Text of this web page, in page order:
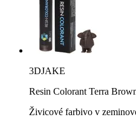
3DJAKE
Resin Colorant Terra
Živicové farbivo v